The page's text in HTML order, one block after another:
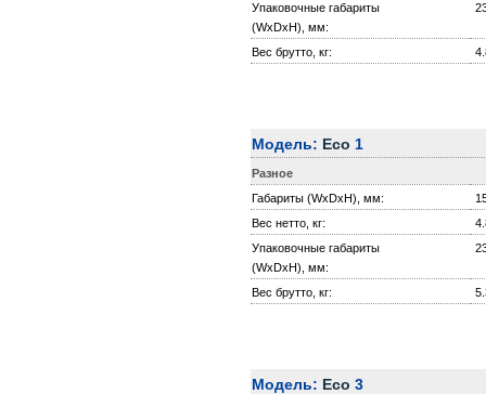
Упаковочные габариты
(WxDxH), мм:
Вес брутто, кг:
Модель: Eco 1
Разное
Габариты (WxDxH), мм:
Вес нетто, кг:
Упаковочные габариты
(WxDxH), мм:
Вес брутто, кг:
Модель: Eco 3